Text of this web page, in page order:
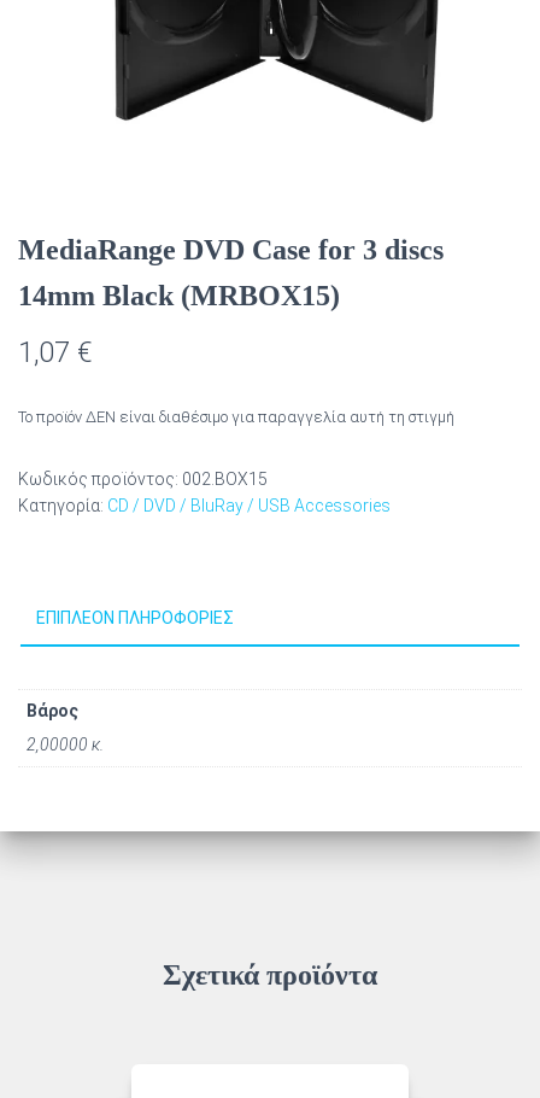
MediaRange DVD Case for 3 discs
14mm Black (MRBOX15)
1,07 €
Το προϊόν ΔΕΝ είναι διαθέσιμο για παραγγελία αυτή τη στιγμή
Κωδικός προϊόντος: 002.BOX15
Κατηγορία: CD / DVD / BluRay / USB Accessories
ΕΠΙΠΛΈΟΝ ΠΛΗΡΟΦΟΡΊΕΣ
Βάρος
2,00000 κ.
Σχετικά προϊόντα